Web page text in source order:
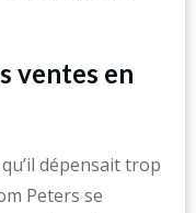
ventes en
dépensait trop
Peters se